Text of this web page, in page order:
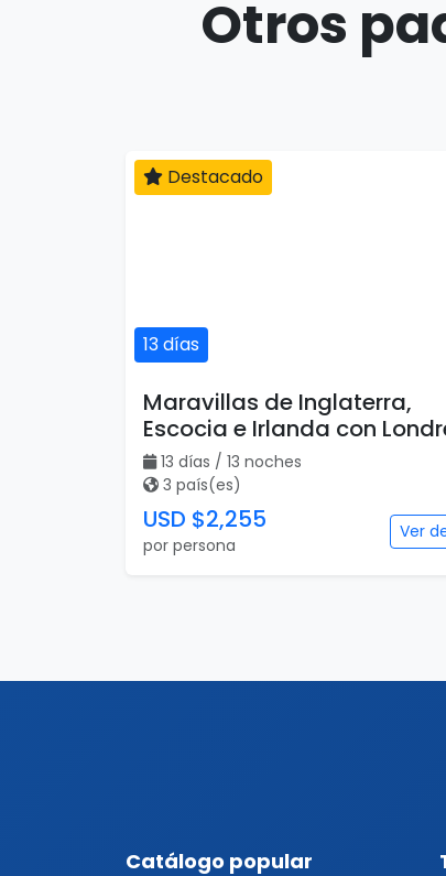
Otros
13 días
Destacado
Maravillas de Inglaterra,
Escocia e Irlanda con
13 días / 13 noches
3 país(es)
USD $2,255
por persona
Ver
Catálogo popular